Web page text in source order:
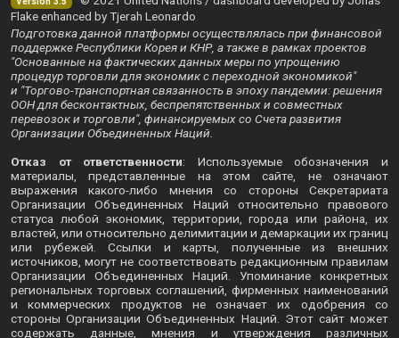
Flake enhanced by Tjerah Leonardo
Подготовка данной платформы осуществлялась при финансовой
поддержке Республики Корея и КНР, а также в рамках проектов
"Основанные на фактических данных меры по упрощению
процедур торговли для экономик с переходной экономикой"
и "Торгово-транспортная связанность в эпоху пандемии: решения
ООН для бесконтактных, беспрепятственных и совместных
перевозок и торговли", финансируемых со Счета развития
Организации Объединенных Наций.
Отказ от ответственности: Используемые обозначения и
материалы, представленные на этом сайте, не означают
выражения какого-либо мнения со стороны Секретариата
Организации Объединенных Наций относительно правового
статуса любой экономик, территории, города или района, их
властей, или относительно делимитации и демаркации их границ
или рубежей. Ссылки и карты, полученные из внешних
источников, могут не соответствовать редакционным правилам
Организации Объединенных Наций. Упоминание конкретных
региональных торговых соглашений, фирменных наименований
и коммерческих продуктов не означает их одобрения со
стороны Организации Объединенных Наций. Этот сайт может
содержать данные, мнения и утверждения различных